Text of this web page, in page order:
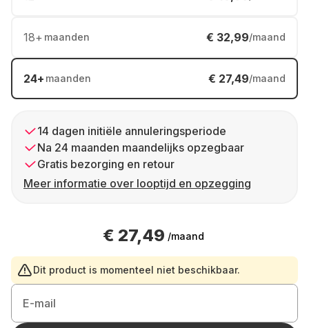
18+ maanden € 32,99/maand
24+ maanden € 27,49/maand
14 dagen initiële annuleringsperiode
Na 24 maanden maandelijks opzegbaar
Gratis bezorging en retour
Meer informatie over looptijd en opzegging
€ 27,49 /maand
Dit product is momenteel niet beschikbaar.
E-mail